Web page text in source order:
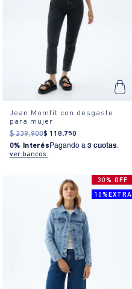
Jean Momfit con desgaste
para mujer
$ 239.900$ 118.750
0% Interés Pagando a 3 cuotas.
ver bancos.
30% OFF
10%EXTRA